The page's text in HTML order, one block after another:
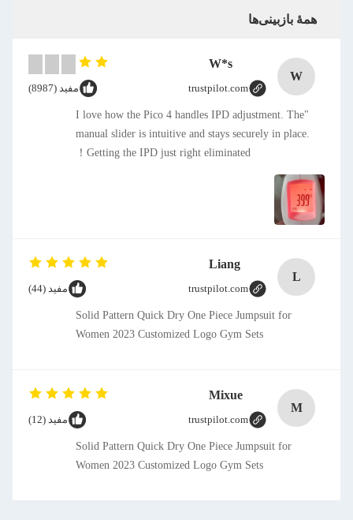
همهٔ بازبینی‌ها
W
W*s
trustpilot.com مفید (8987)
"I love how the Pico 4 handles IPD adjustment. The
manual slider is intuitive and stays securely in place.
Getting the IPD just right eliminated！
L
Liang
trustpilot.com مفید (44)
Solid Pattern Quick Dry One Piece Jumpsuit for
Women 2023 Customized Logo Gym Sets
M
Mixue
trustpilot.com مفید (12)
Solid Pattern Quick Dry One Piece Jumpsuit for
Women 2023 Customized Logo Gym Sets